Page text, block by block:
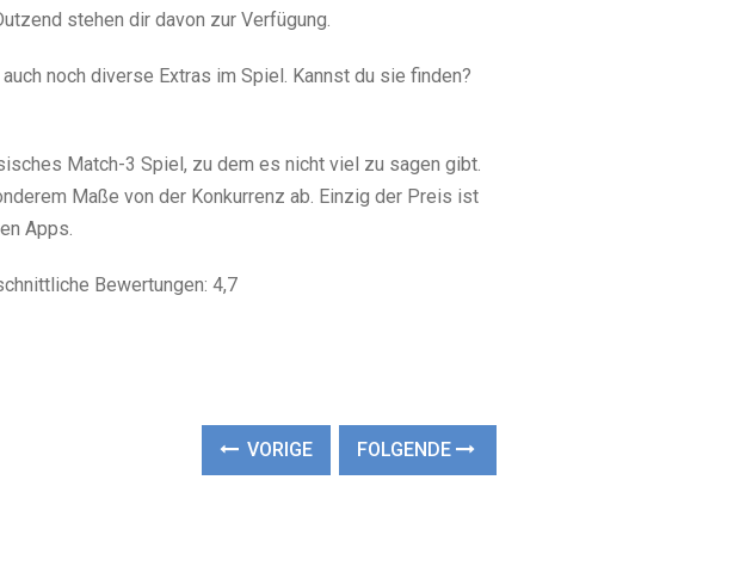
stehen dir davon zur Verfügung.
noch diverse Extras im Spiel. Kannst du sie finden?
Match-3 Spiel, zu dem es nicht viel zu sagen gibt.
Maße von der Konkurrenz ab. Einzig der Preis ist
Apps.
Bewertungen: 4,7
VORIGE FOLGENDE